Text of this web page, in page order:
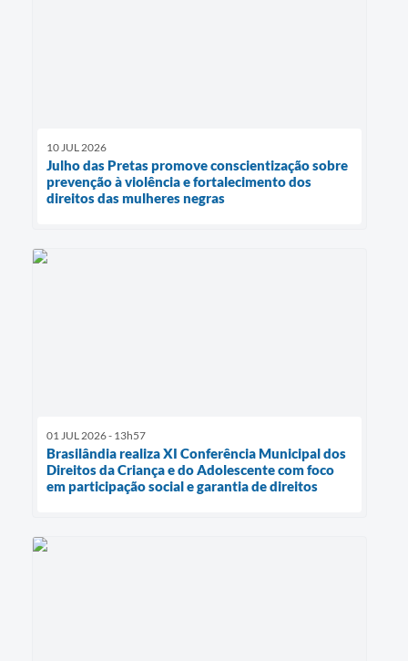
10 JUL 2026
Julho das Pretas promove conscientização sobre
prevenção à violência e fortalecimento dos
direitos das mulheres negras
01 JUL 2026 - 13h57
Brasilândia realiza XI Conferência Municipal dos
Direitos da Criança e do Adolescente com foco
em participação social e garantia de direitos